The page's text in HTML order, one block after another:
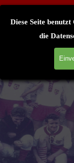
Diese Seite benutzt
die
Direkt zum Seiteninhalt